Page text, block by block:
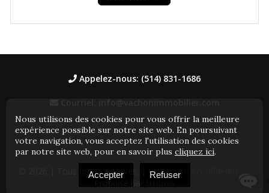
Nous utilisons des cookies pour vous offrir la meilleure
expérience possible sur notre site web. En poursuivant
votre navigation, vous acceptez l'utilisation des cookies
par notre site web, pour en savoir plus cliquez ici.
Accepter Refuser
Appelez-nous: (514) 831-1686
Courriel: info@vachonimmobilier.com
| Tous droits réservés. |
Politique de confidentialité
Propulsé par